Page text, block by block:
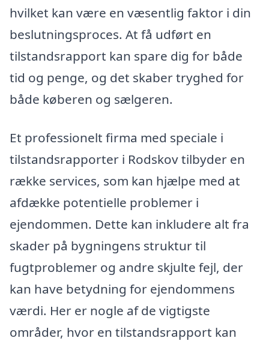
hvilket kan være en væsentlig faktor i din
beslutningsproces. At få udført en
tilstandsrapport kan spare dig for både
tid og penge, og det skaber tryghed for
både køberen og sælgeren.
Et professionelt firma med speciale i
tilstandsrapporter i Rodskov tilbyder en
række services, som kan hjælpe med at
afdække potentielle problemer i
ejendommen. Dette kan inkludere alt fra
skader på bygningens struktur til
fugtproblemer og andre skjulte fejl, der
kan have betydning for ejendommens
værdi. Her er nogle af de vigtigste
områder, hvor en tilstandsrapport kan